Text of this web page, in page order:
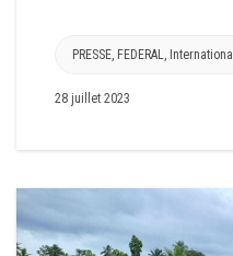
PRESSE, FEDERAL, International
28 juillet 2023